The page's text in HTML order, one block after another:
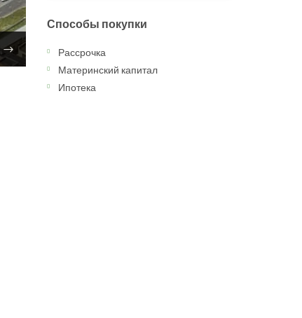
Способы покупки
Рассрочка
Материнский капитал
Ипотека